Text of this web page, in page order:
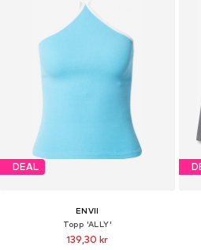
DEAL
ENVII
Topp 'ALLY'
139,30 kr